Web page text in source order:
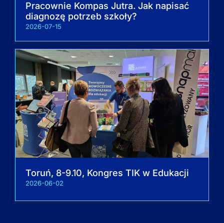
Pracownie Kompas Jutra. Jak napisać
diagnozę potrzeb szkoły?
2026-07-15
Toruń, 8-9.10, Kongres TIK w Edukacji
2026-06-02